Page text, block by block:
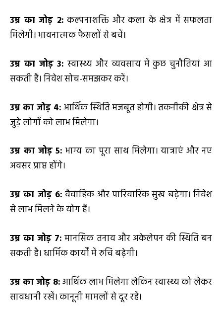
उम्र का जोड़ 2: कल्पनाशक्ति और कला के क्षेत्र में सफलता
मिलेगी। भावनात्मक फैसलों से बचें।
उम्र का जोड़3: स्वास्थ्य और व्यवसाय में कुछ चुनौतियां आ
सकती हैं। निवेश सोच-समझकर करें।
उम्र का जोड़ 4:आर्थिक स्थिति मजबूत होगी। तकनीकी क्षेत्र से
जुड़े लोगों को लाभ मिलेगा।
उम्र का जोड़5: भाग्य का पूरा साथ मिलेगा। यात्राएं और नए
अवसर प्राप्त होंगे।
उम्र का जोड़ 6: वैवाहिक और पारिवारिक सुख बढ़ेगा। निवेश
से लाभ मिलने के योग हैं।
उम्र का जोड़ 7: मानसिक तनाव और अकेलेपन की स्थिति बन
सकती है। धार्मिक कार्यों में रुचि बढ़ेगी।
उम्र का जोड़ 8:आर्थिक लाभ मिलेगा लेकिन स्वास्थ्य को लेकर
सावधानी रखें। कानूनी मामलों से दूर रहें।